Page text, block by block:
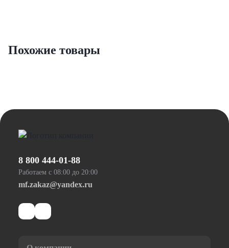
Похожие товары
8 800 444-01-88
Работаем с 08:00 до 20:00
mf.zakaz@yandex.ru